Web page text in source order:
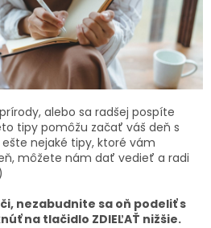
alebo sa radšej pospíte
tipy pomôžu začať váš deň s
nejaké tipy, ktoré vám
môžete nám dať vedieť a radi
nezabudnite sa oň podeliť s
na tlačidlo ZDIEĽAŤ nižšie.